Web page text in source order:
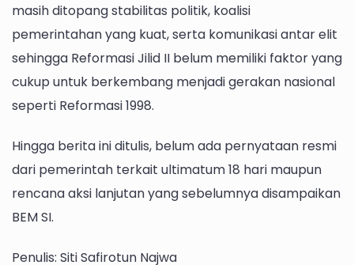
masih ditopang stabilitas politik, koalisi
pemerintahan yang kuat, serta komunikasi antar elit
sehingga Reformasi Jilid II belum memiliki faktor yang
cukup untuk berkembang menjadi gerakan nasional
seperti Reformasi 1998.
Hingga berita ini ditulis, belum ada pernyataan resmi
dari pemerintah terkait ultimatum 18 hari maupun
rencana aksi lanjutan yang sebelumnya disampaikan
BEM SI.
Penulis: Siti Safirotun Najwa